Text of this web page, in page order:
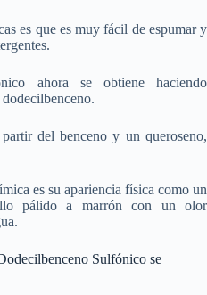
es que es muy fácil de espumar y
ahora se obtiene haciendo
del benceno y un queroseno,
es su apariencia física como un
pálido a marrón con un olor
Sulfónico se